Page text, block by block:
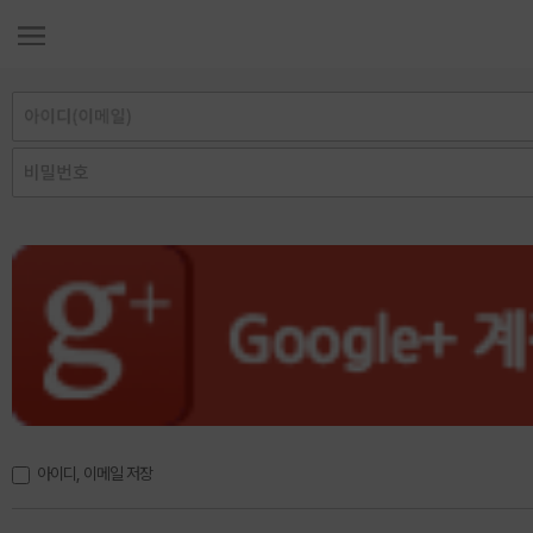
아이디, 이메일 저장